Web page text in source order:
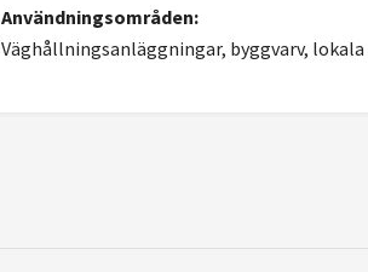
Användningsområden:
Väghållningsanläggningar, byggvarv,